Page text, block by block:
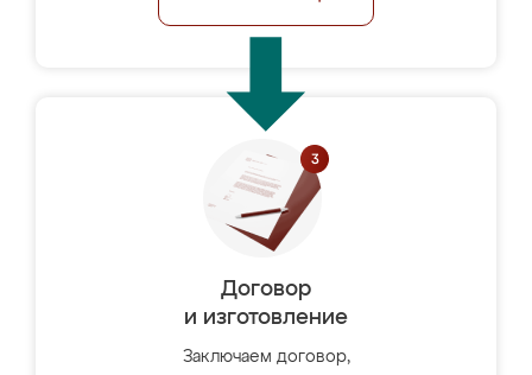
Договор
и изготовление
Заключаем договор,